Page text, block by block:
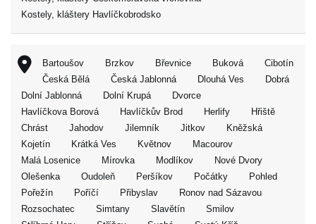
Kostely, kláštery Havlíčkobrodsko
Bartoušov Brzkov Břevnice Buková
Cibotín
Česká Bělá
Česká Jablonná Dlouhá Ves
Dobrá
Dolní Jablonná
Dolní Krupá
Dvorce
Havlíčkova Borová
Havlíčkův Brod Herlify
Hřiště
Chrást
Jahodov Jilemník Jitkov
Kněžská
Kojetín
Krátká Ves Květnov
Macourov
Malá Losenice
Mírovka Modlíkov
Nové Dvory
Olešenka
Oudoleň Peršíkov Počátky
Pohled
Pořežín
Poříčí Přibyslav
Ronov nad Sázavou
Rozsochatec
Simtany Slavětín
Smilov